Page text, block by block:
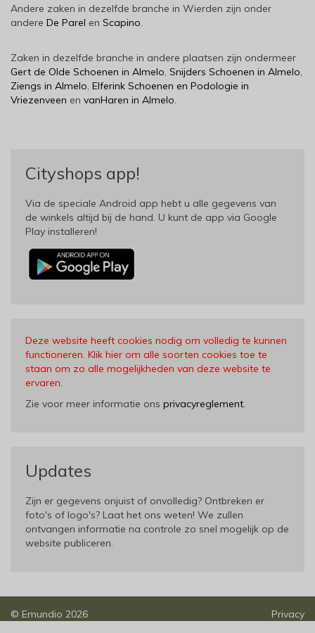
Andere zaken in dezelfde branche in Wierden zijn onder
andere De Parel en Scapino.
Zaken in dezelfde branche in andere plaatsen zijn ondermeer
Gert de Olde Schoenen in Almelo, Snijders Schoenen in Almelo,
Ziengs in Almelo, Elferink Schoenen en Podologie in
Vriezenveen en vanHaren in Almelo.
Cityshops app!
Via de speciale Android app hebt u alle gegevens van
de winkels altijd bij de hand. U kunt de app via Google
Play installeren!
Deze website heeft cookies nodig om volledig te kunnen
functioneren. Klik hier om alle soorten cookies toe te
staan om zo alle mogelijkheden van deze website te
ervaren
Zie voor meer informatie ons privacyreglement
Updates
Zijn er gegevens onjuist of onvolledig? Ontbreken er
foto's of logo's? Laat het ons weten! We zullen
ontvangen informatie na controle zo snel mogelijk op de
website publiceren.
© Emundio 2026 Privacy